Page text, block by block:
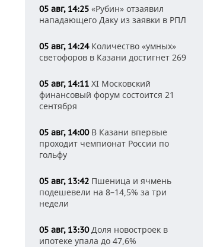
05 авг, 14:25 «Рубин» отзаявил
нападающего Даку из заявки в РПЛ
05 авг, 14:24Количество «умных»
светофоров в Казани достигнет 269
05 авг, 14:11 XI Московский
финансовый форум состоится 21
сентября
05 авг, 14:00В Казани впервые
проходит чемпионат России по
гольфу
05 авг, 13:42 Пшеница и ячмень
подешевели на 8–14,5% за три
недели
05 авг, 13:30Доля новостроек в
ипотеке упала до 47,6%